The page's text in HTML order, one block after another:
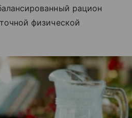
рацион
физической